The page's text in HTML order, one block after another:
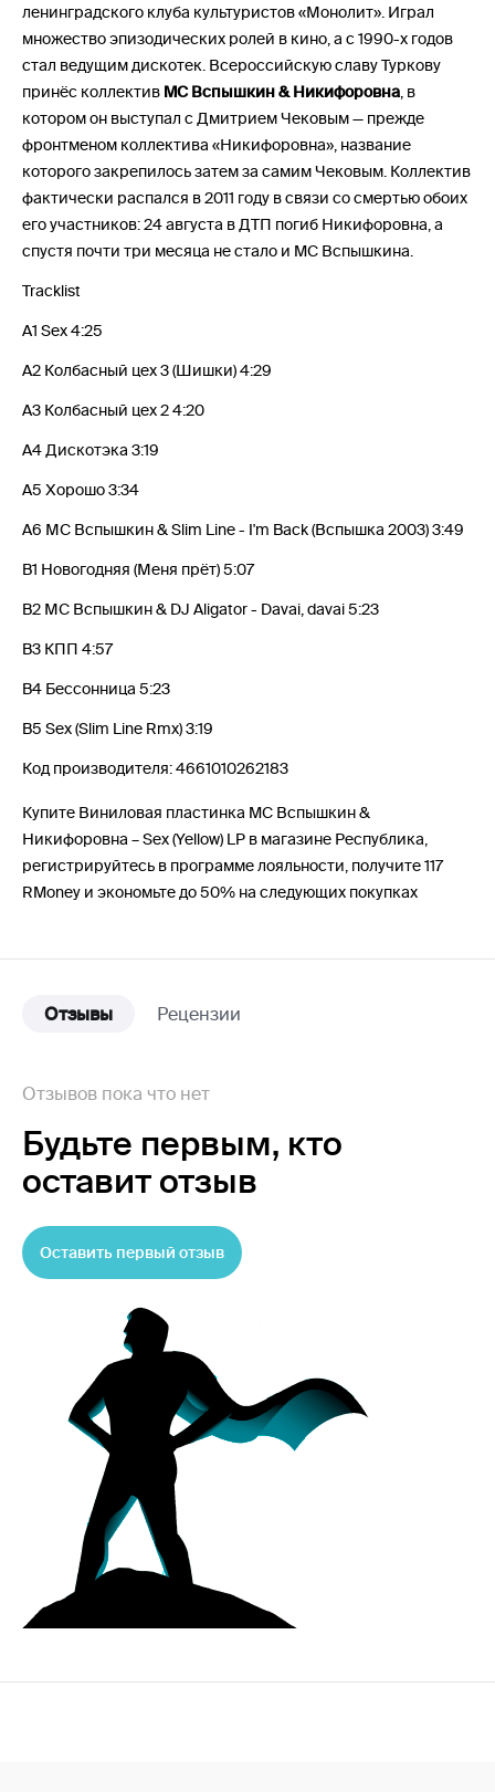
ленинградского клуба культуристов «Монолит». Играл
множество эпизодических ролей в кино, а с 1990-х годов
стал ведущим дискотек. Всероссийскую славу Туркову
принёс коллектив MC Вспышкин & Никифоровна , в
котором он выступал с Дмитрием Чековым — прежде
фронтменом коллектива «Никифоровна», название
которого закрепилось затем за самим Чековым. Коллектив
фактически распался в 2011 году в связи со смертью обоих
его участников: 24 августа в ДТП погиб Никифоровна, а
спустя почти три месяца не стало и MC Вспышкина.
Tracklist
A1 Sex 4:25
A2 Колбасный цех 3 (Шишки) 4:29
A3 Колбасный цех 2 4:20
A4 Дискотэка 3:19
A5 Хорошо 3:34
A6 МС Вспышкин & Slim Line - I'm Back (Вспышка 2003) 3:49
B1 Новогодняя (Меня прёт) 5:07
B2 МС Вспышкин & DJ Aligator - Davai, davai 5:23
B3 КПП 4:57
B4 Бессонница 5:23
B5 Sex (Slim Line Rmx) 3:19
Код производителя: 4661010262183
Купите Виниловая пластинка MC Вспышкин &
Никифоровна – Sex (Yellow) LP в магазине Республика,
регистрируйтесь в программе лояльности, получите 117
RMoney и экономьте до 50% на следующих покупках
Отзывы Рецензии
Отзывов пока что нет
Будьте первым, кто
оставит отзыв
Оставить первый отзыв